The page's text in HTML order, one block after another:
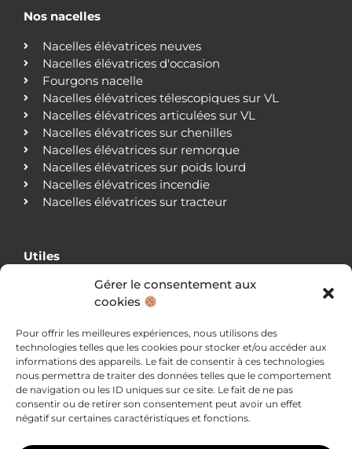
Gérer le consentement aux
cookies
Pour offrir les meilleures expériences, nous utilisons des
technologies telles que les cookies pour stocker et/ou accéder aux
informations des appareils. Le fait de consentir à ces technologies
nous permettra de traiter des données telles que le comportement
de navigation ou les ID uniques sur ce site. Le fait de ne pas
consentir ou de retirer son consentement peut avoir un effet
négatif sur certaines caractéristiques et fonctions.
Nos nacelles
Nacelles élévatrices neuves
Nacelles élévatrices d'occasion
Fourgons nacelle
Nacelles élévatrices télescopiques sur VL
Nacelles élévatrices articulées sur VL
Nacelles élévatrices sur chenilles
Nacelles élévatrices sur remorque
Nacelles élévatrices sur poids lourd
Nacelles élévatrices incendie
Nacelles élévatrices sur tracteur
Utiles
Qui sommes-nous ?
Nos agences
Actualités
Blog
Nous contacter
Mentions légales
Politique de confidentialité